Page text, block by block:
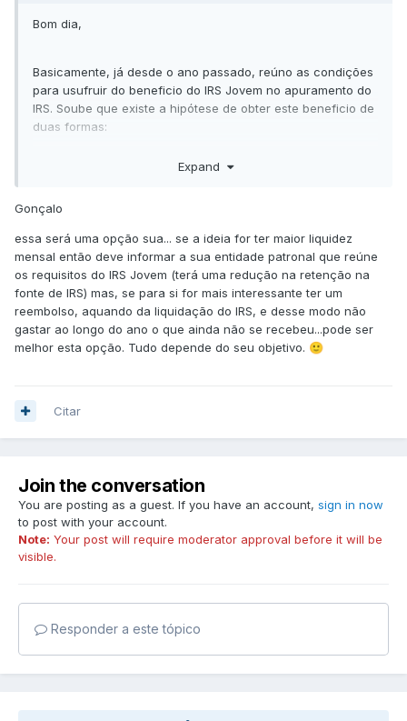
Bom dia,
Basicamente, já desde o ano passado, reúno as condições
para usufruir do beneficio do IRS Jovem no apuramento do
IRS. Soube que existe a hipótese de obter este beneficio de
duas formas:
mensal inalteráveis e, na altura de entrega de IRS receber o
2. Atualizar as taxas de IRS no processamento salarial
desconto no IRS, mensalmente
Qual a melhor opção? Digo isto numa perspectiva
económica de time value of money..
Obrigado pelo vosso contributo e disponibilidade,
Gonçalo
Expand
Gonçalo
essa será uma opção sua... se a ideia for ter maior liquidez
mensal então deve informar a sua entidade patronal que reúne
os requisitos do IRS Jovem (terá uma redução na retenção na
fonte de IRS) mas, se para si for mais interessante ter um
reembolso, aquando da liquidação do IRS, e desse modo não
gastar ao longo do ano o que ainda não se recebeu...pode ser
melhor esta opção. Tudo depende do seu objetivo. 🙂
Citar
Join the conversation
You are posting as a guest. If you have an account, sign in now
to post with your account.
Note: Your post will require moderator approval before it will be
visible.
Responder a este tópico